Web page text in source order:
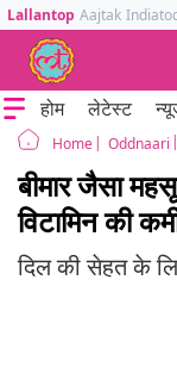
Lallantop Aajtak
होम लेटेस्ट
Home Oddnaari
बीमार जैसा
विटामिन की
दिल की सेहत के